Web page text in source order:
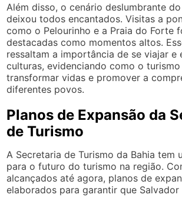
Além disso, o cenário deslumbrante
deixou todos encantados. Visitas a
como o Pelourinho e a Praia do Forte
destacadas como momentos altos.
ressaltam a importância de se viajar e
culturas, evidenciando como o
transformar vidas e promover a
diferentes povos.
Planos de Expansão da
de Turismo
A Secretaria de Turismo da Bahia tem
para o futuro do turismo na região.
alcançados até agora, planos de
elaborados para garantir que Salvador